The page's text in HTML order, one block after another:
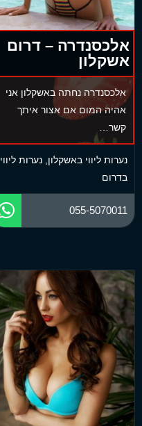
אלכסנדרה – דרום
אשקלון
אלכסנדרה נחתה באשקלון אני
אהיה המום אם אצור איתך
קשר…
נערות ליווי באשקלון נערות ליווי
בדרום
055-5070011